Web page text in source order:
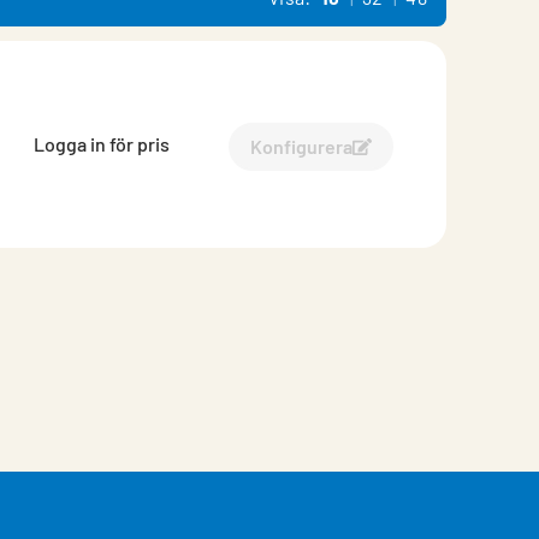
Logga in för pris Konfigurera
Konfigurera Rektangulär